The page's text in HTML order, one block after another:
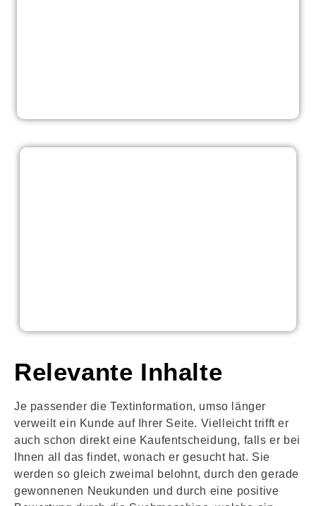
Relevante Inhalte
Je passender die Textinformation, umso länger
verweilt ein Kunde auf Ihrer Seite. Vielleicht trifft er
auch schon direkt eine Kaufentscheidung, falls er bei
Ihnen all das findet, wonach er gesucht hat. Sie
werden so gleich zweimal belohnt, durch den gerade
gewonnenen Neukunden und durch eine positive